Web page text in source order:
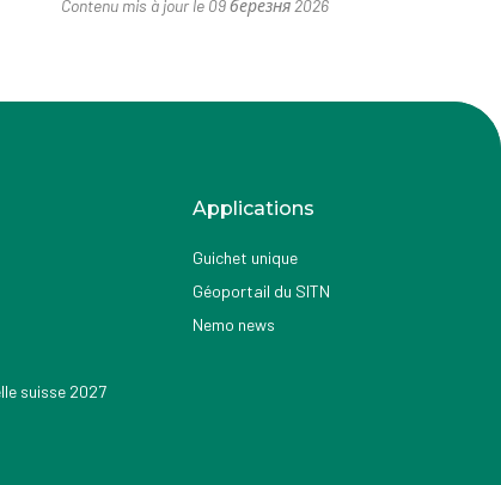
Contenu mis à jour le 09 березня 2026
suisse 2027
Applications
Guichet unique
Géoportail du SITN
Nemo news